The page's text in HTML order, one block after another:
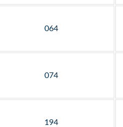
064
074
194